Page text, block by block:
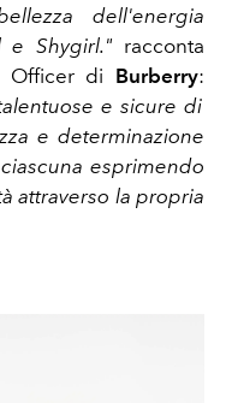
dell'energia
e Shygirl." racconta
Officer di Burberry:
e sicure di
e determinazione
esprimendo
attraverso la propria